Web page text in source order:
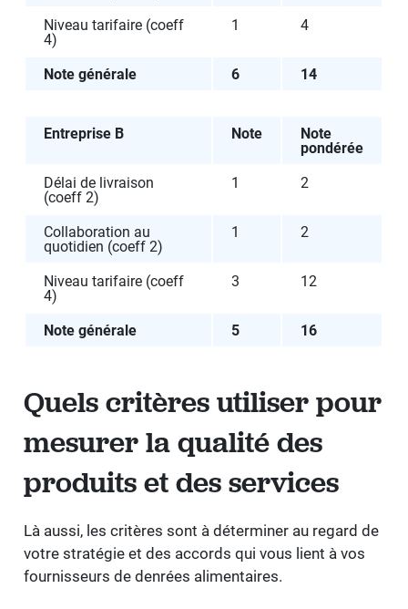
Niveau tarifaire (coeff
4)
1 4
Note générale 6 14
Entreprise B Note Note
pondérée
Délai de livraison
(coeff 2)
1 2
Collaboration au
quotidien (coeff 2)
1 2
Niveau tarifaire (coeff
4)
3 12
Note générale 5 16
Quels critères utiliser pour
mesurer la qualité des
produits et des services
Là aussi, les critères sont à déterminer au regard de
votre stratégie et des accords qui vous lient à vos
fournisseurs de denrées alimentaires.